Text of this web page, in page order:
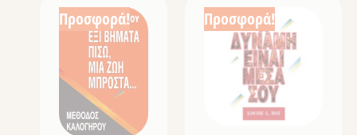
Προσφορά! Προσφορά!